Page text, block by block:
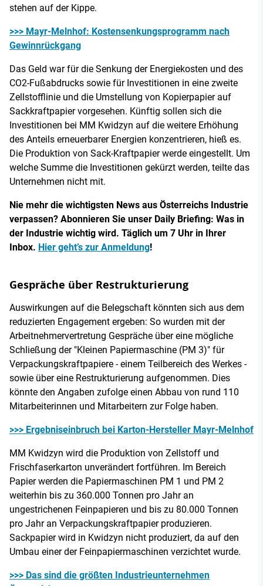
stehen auf der Kippe.
>>> Mayr-Melnhof: Kostensenkungsprogramm nach
Gewinnrückgang
Das Geld war für die Senkung der Energiekosten und des
CO2-Fußabdrucks sowie für Investitionen in eine zweite
Zellstofflinie und die Umstellung von Kopierpapier auf
Sackkraftpapier vorgesehen. Künftig sollen sich die
Investitionen bei MM Kwidzyn auf die weitere Erhöhung
des Anteils erneuerbarer Energien konzentrieren, hieß es.
Die Produktion von Sack-Kraftpapier werde eingestellt. Um
welche Summe die Investitionen gekürzt werden, teilte das
Unternehmen nicht mit.
Nie mehr die wichtigsten News aus Österreichs Industrie
verpassen? Abonnieren Sie unser Daily Briefing: Was in
der Industrie wichtig wird. Täglich um 7 Uhr in Ihrer
Inbox. Hier geht’s zur Anmeldung!
Gespräche über Restrukturierung
Auswirkungen auf die Belegschaft könnten sich aus dem
reduzierten Engagement ergeben: So wurden mit der
Arbeitnehmervertretung Gespräche über eine mögliche
Schließung der "Kleinen Papiermaschine (PM 3)" für
Verpackungskraftpapiere - einem Teilbereich des Werkes -
sowie über eine Restrukturierung aufgenommen. Dies
könnte den Angaben zufolge einen Abbau von rund 110
Mitarbeiterinnen und Mitarbeitern zur Folge haben.
>>> Ergebniseinbruch bei Karton-Hersteller Mayr-Melnhof
MM Kwidzyn wird die Produktion von Zellstoff und
Frischfaserkarton unverändert fortführen. Im Bereich
Papier werden die Papiermaschinen PM 1 und PM 2
weiterhin bis zu 360.000 Tonnen pro Jahr an
ungestrichenen Feinpapieren und bis zu 80.000 Tonnen
pro Jahr an Verpackungskraftpapier produzieren.
Sackpapier wird in Kwidzyn nicht produziert, da auf den
Umbau einer der Feinpapiermaschinen verzichtet wurde.
>>> Das sind die größten Industrieunternehmen